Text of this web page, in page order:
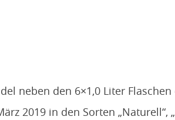
neben den 6×1,0 Liter
2019 in den Sorten „Naturell“,